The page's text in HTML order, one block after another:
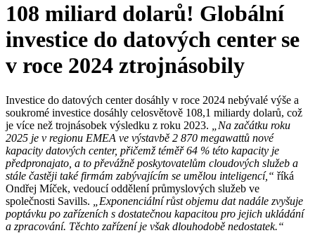
108 miliard dolarů! Globální
investice do datových center se
v roce 2024 ztrojnásobily
Investice do datových center dosáhly v roce 2024 nebývalé výše a
soukromé investice dosáhly celosvětově 108,1 miliardy dolarů, což
je více než trojnásobek výsledku z roku 2023.
„Na začátku roku
2025 je v regionu EMEA ve výstavbě 2 870 megawattů nové
kapacity datových center, přičemž téměř 64 % této kapacity je
předpronajato, a to převážně poskytovatelům cloudových služeb a
stále častěji také firmám zabývajícím se umělou inteligencí,“ říká
Ondřej Míček, vedoucí oddělení průmyslových služeb ve
společnosti Savills.
„Exponenciální růst objemu dat nadále zvyšuje
poptávku po zařízeních s dostatečnou kapacitou pro jejich ukládání
a zpracování. Těchto zařízení je však dlouhodobě nedostatek.“